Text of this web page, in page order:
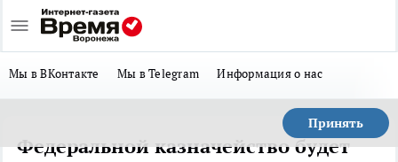
Мы в ВКонтакте Мы в Telegram Информация о нас
Принять
Федеральной казначейство будет